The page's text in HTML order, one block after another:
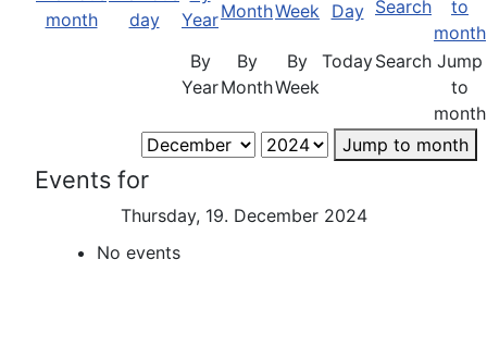
By
Year
By
Month
By
Week
TodaySearch Jump
to
month
Jump to month
Events for
Thursday, 19. December 2024
No events